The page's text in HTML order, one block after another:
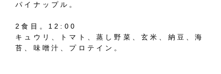
パイナップル。
2食目。12:00
キュウリ、トマト、蒸し野菜、玄米、納豆、海
苔、味噌汁、プロテイン。